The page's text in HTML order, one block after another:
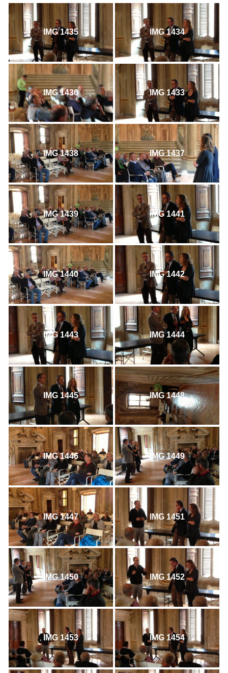
IMG 1435 IMG 1434
IMG 1436 IMG 1433
IMG 1438 IMG 1437
IMG 1439 IMG 1441
IMG 1440 IMG 1442
IMG 1443 IMG 1444
IMG 1445 IMG 1448
IMG 1446 IMG 1449
IMG 1447 IMG 1451
IMG 1450 IMG 1452
IMG 1453 IMG 1454